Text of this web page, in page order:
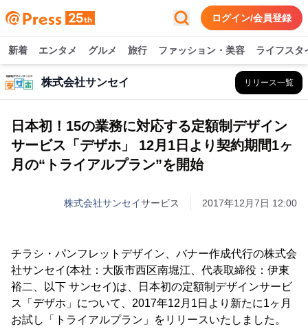
ログイン/会員登録
新着 エンタメ グルメ 旅行 ファッション・美容 ライフスタ
株式会社サンセイ リリース一覧
日本初！15の業務に対応する定額制デザイン
サービス「デザホ」 12月1日より契約期間1ヶ
月の“トライアルプラン”を開始
株式会社サンセイサービス 2017年12月7日 12:00
チラシ・パンフレットデザイン、バナー作成代行の株式会
社サンセイ(本社：大阪市西区南堀江、代表取締役：伊東
裕二、以下 サンセイ)は、日本初の定額制デザインサービ
ス「デザホ」について、2017年12月1日より新たに1ヶ月
お試し「トライアルプラン」をリリースいたしました。